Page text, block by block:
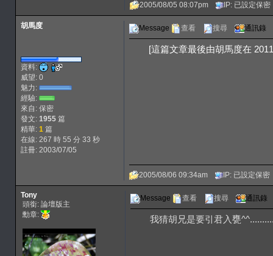
2005/08/05 08:07pm IP: 已設定保密
胡馬度
資料:
威望: 0
魅力:
經驗:
來自: 保密
發文: 1955篇
精華: 1篇
在線: 267 時 55 分 33 秒
註冊: 2003/07/05
Message 查看 搜尋 通訊錄
[這篇文章最後由胡馬度在
2005/08/06 09:34am IP: 已設定保密
Tony
頭銜: 論壇版主
勳章:
Message 查看 搜尋 通訊錄
我猜胡兄是要引君入甕